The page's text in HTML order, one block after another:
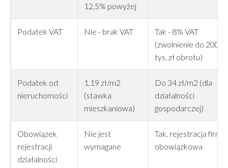
12,5% powyżej
Podatek VAT Nie - brak VAT
Tak - 8% VAT
(zwolnienie do 200
tys. zł obrotu)
Podatek od
nieruchomości
1,19 zł/m2
(stawka
mieszkaniowa)
Do 34 zł/m2 (dla
działalności
gospodarczej)
Obowiązek
rejestracji
działalności
Nie jest
wymagane
Tak, rejestracja firmy
obowiązkowa